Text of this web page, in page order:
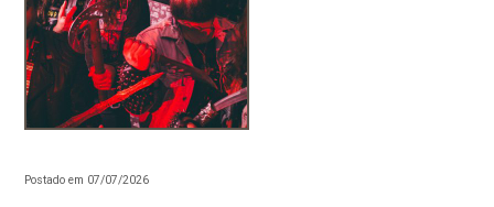
Postado em 07/07/2026